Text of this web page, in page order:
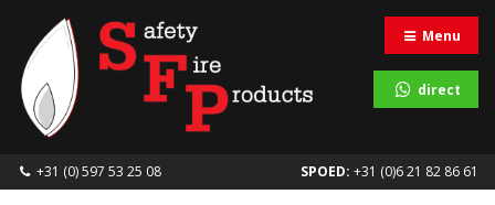
Menu
direct
+31 (0) 597 53 25 08 SPOED: +31 (0)6 21 82 86 61